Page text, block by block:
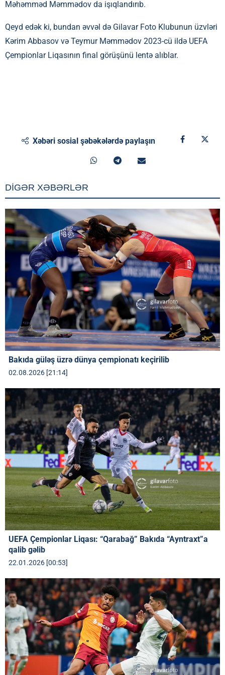
Məhəmməd Məmmədov da işıqlandırıb.
Qeyd edək ki, bundan əvvəl də Gilavar Foto Klubunun üzvləri
Kərim Abbasov və Teymur Məmmədov 2023-cü ildə UEFA
Çempionlar Liqasının final görüşünü lentə alıblar.
Xəbəri sosial şəbəkələrdə paylaşın
DİGƏR XƏBƏRLƏR
Bakıda güləş üzrə dünya çempionatı keçirilib
02.08.2026 [21:14]
UEFA Çempionlar Liqası: “Qarabağ” Bakıda “Ayntraxt”a
qalib gəlib
22.01.2026 [00:53]